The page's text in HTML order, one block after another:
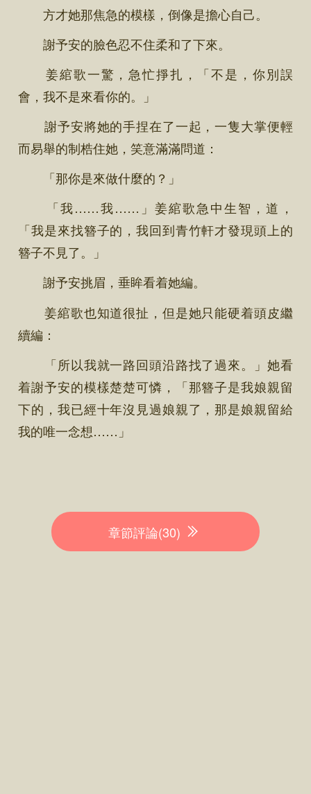
方才她那焦急的模樣，倒像是擔心自己。
謝予安的臉色忍不住柔和了下來。
姜綰歌一驚，急忙掙扎，「不是，你別誤
會，我不是來看你的。」
謝予安將她的手捏在了一起，一隻大掌便輕
而易舉的制梏住她，笑意滿滿問道：
「那你是來做什麼的？」
「我……我……」姜綰歌急中生智，道，
「我是來找簪子的，我回到青竹軒才發現頭上的
簪子不見了。」
謝予安挑眉，垂眸看着她編。
姜綰歌也知道很扯，但是她只能硬着頭皮繼
續編：
「所以我就一路回頭沿路找了過來。」她看
着謝予安的模樣楚楚可憐，「那簪子是我娘親留
下的，我已經十年沒見過娘親了，那是娘親留給
我的唯一念想……」
章節評論(30)